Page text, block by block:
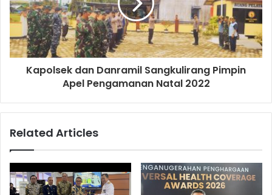
Kapolsek dan Danramil Sangkulirang Pimpin
Apel Pengamanan Natal 2022
Related Articles